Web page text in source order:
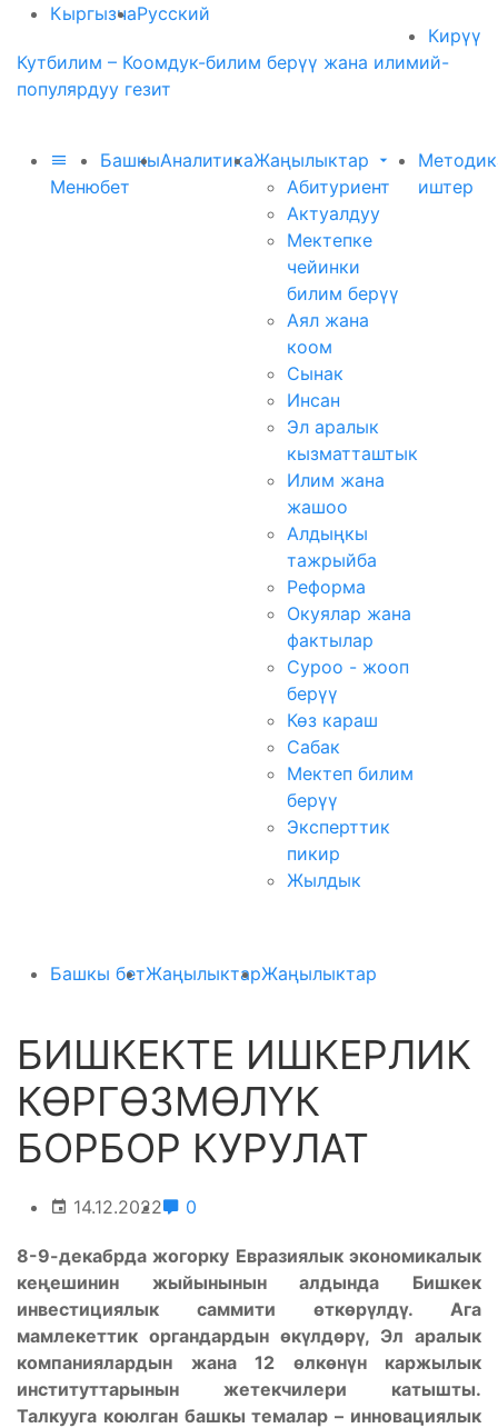
КыргызчаРусский
Кирүү
Кутбилим – Коомдук-билим берүү жана илимий-
популярдуу гезит
Меню
Башкы
бет
АналитикаЖаңылыктар
Абитуриент
Актуалдуу
Мектепке
чейинки
билим берүү
Аял жана
коом
Сынак
Инсан
Эл аралык
кызматташтык
Илим жана
жашоо
Алдыңкы
тажрыйба
Реформа
Окуялар жана
фактылар
Суроо - жооп
берүү
Көз караш
Сабак
Мектеп билим
берүү
Эксперттик
пикир
Жылдык
иштер
Башкы бетЖаңылыктарЖаңылыктар
БИШКЕКТЕ ИШКЕРЛИК
КӨРГӨЗМӨЛҮК
БОРБОР КУРУЛАТ
14.12.2022 0
8-9-декабрда жогорку Евразиялык экономикалык
кеңешинин жыйынынын алдында Бишкек
инвестициялык саммити өткөрүлдү. Ага
мамлекеттик органдардын өкүлдөрү, Эл аралык
компаниялардын жана 12 өлкөнүн каржылык
институттарынын жетекчилери катышты.
Талкууга коюлган башкы темалар – инновациялык